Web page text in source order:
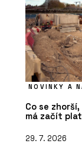
NOVINKY A
Co se
má začít
29. 7. 2026